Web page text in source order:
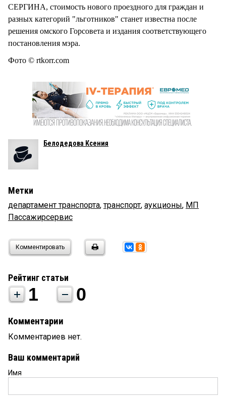
СЕРГИНА, стоимость нового проездного для граждан и
разных категорий "льготников" станет известна после
решения омского Горсовета и издания соответствующего
постановления мэра.
Фото © rtkorr.com
Белодедова Ксения
Метки
департамент транспорта,транспорт, аукционы, МП
Пассажирсервис
Комментировать
Рейтинг статьи
1 0
Комментарии
Комментариев нет.
Ваш комментарий
Имя